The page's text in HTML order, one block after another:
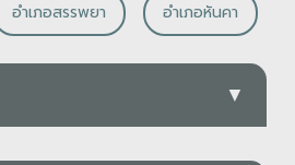
อำเภอสรรพยา อำเภอหันคา
▼